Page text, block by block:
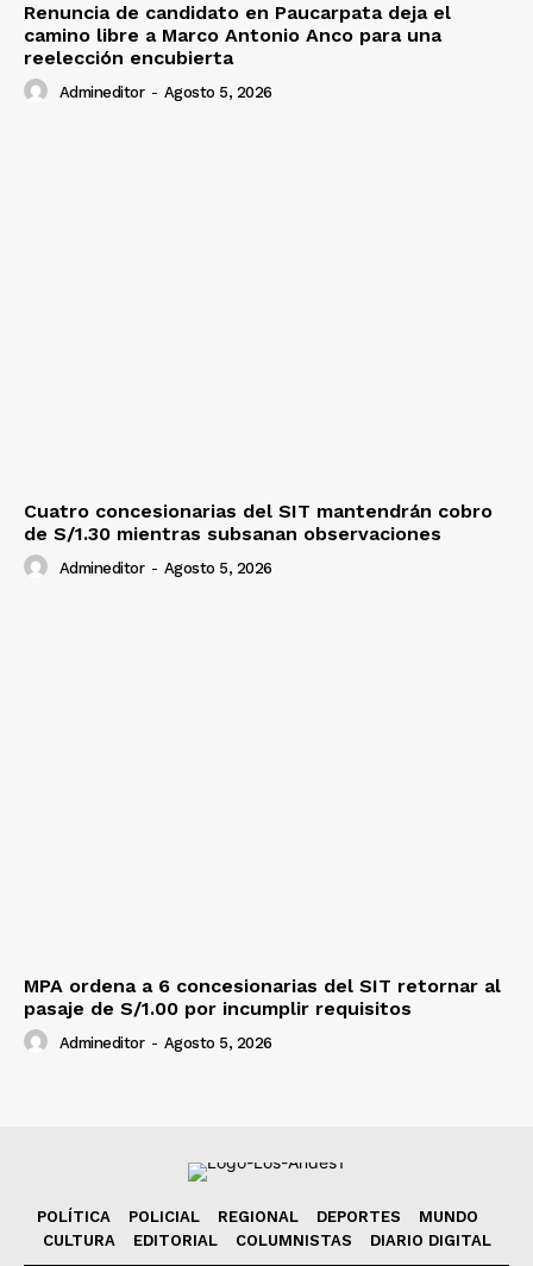
Renuncia de candidato en Paucarpata deja el
camino libre a Marco Antonio Anco para una
reelección encubierta
Admineditor - Agosto 5, 2026
Cuatro concesionarias del SIT mantendrán cobro
de S/1.30 mientras subsanan observaciones
Admineditor - Agosto 5, 2026
MPA ordena a 6 concesionarias del SIT retornar al
pasaje de S/1.00 por incumplir requisitos
Admineditor - Agosto 5, 2026
POLÍTICA POLICIAL REGIONAL DEPORTES
MUNDO
CULTURA
EDITORIAL COLUMNISTAS DIARIO DIGITAL